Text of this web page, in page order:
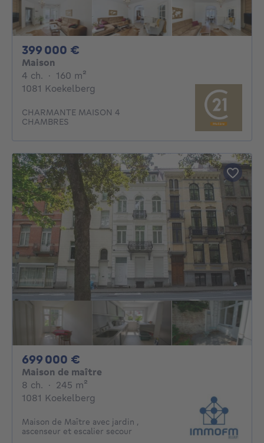
399 000 €
Maison
4 ch. 4 chambres
· 160 m²
1081 Koekelberg
CHARMANTE MAISON 4
CHAMBRES
699 000 €
Maison de maître
8 ch. 8 chambres
· 245 m²
1081 Koekelberg
Maison de Maître avec jardin ,
ascenseur et escalier secour